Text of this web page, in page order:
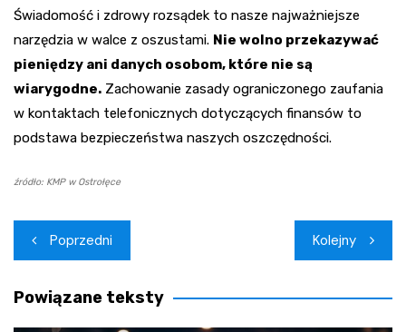
Świadomość i zdrowy rozsądek to nasze najważniejsze
narzędzia w walce z oszustami. Nie wolno przekazywać
pieniędzy ani danych osobom, które nie są
wiarygodne. Zachowanie zasady ograniczonego zaufania
w kontaktach telefonicznych dotyczących finansów to
podstawa bezpieczeństwa naszych oszczędności.
źródło: KMP w Ostrołęce
Nawigacja
wpisu
Poprzedni Kolejny
Powiązane teksty